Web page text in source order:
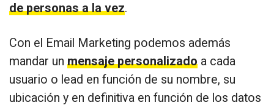
de personas a la vez.
Con el Email Marketing podemos además
mandar un mensaje personalizado a cada
usuario o lead en función de su nombre, su
ubicación y en definitiva en función de los datos